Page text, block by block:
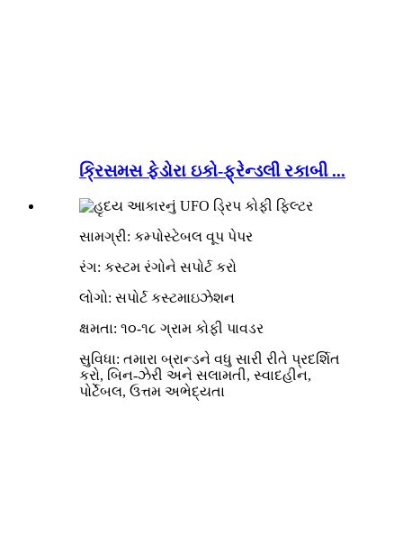
ક્રિસમસ ફેડોરા ઇકો-ફ્રેન્ડલી રકાબી ...
સામગ્રી: કમ્પોસ્ટેબલ વૂપ પેપર
રંગ: કસ્ટમ રંગોને સપોર્ટ કરો
લોગો: સપોર્ટ કસ્ટમાઇઝેશન
ક્ષમતા: ૧૦-૧૮ ગ્રામ કોફી પાવડર
સુવિધા: તમારા બ્રાન્ડને વધુ સારી રીતે પ્રદર્શિત
કરો, બિન-ઝેરી અને સલામતી, સ્વાદહીન,
પોર્ટેબલ, ઉત્તમ અભેદ્યતા